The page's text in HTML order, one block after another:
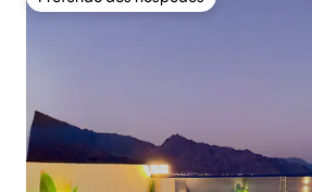
Preferido dos hóspedes